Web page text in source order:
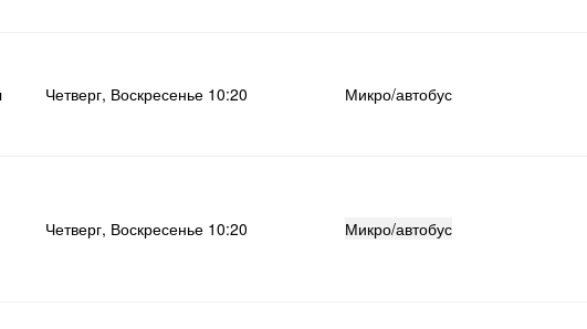
Четверг, Воскресенье 10:20 Микро/автобус
Четверг, Воскресенье 10:20 Микро/автобус